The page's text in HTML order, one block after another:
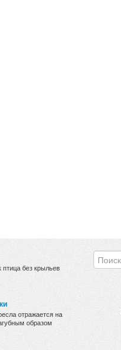
без крыльев
отражается на
образом